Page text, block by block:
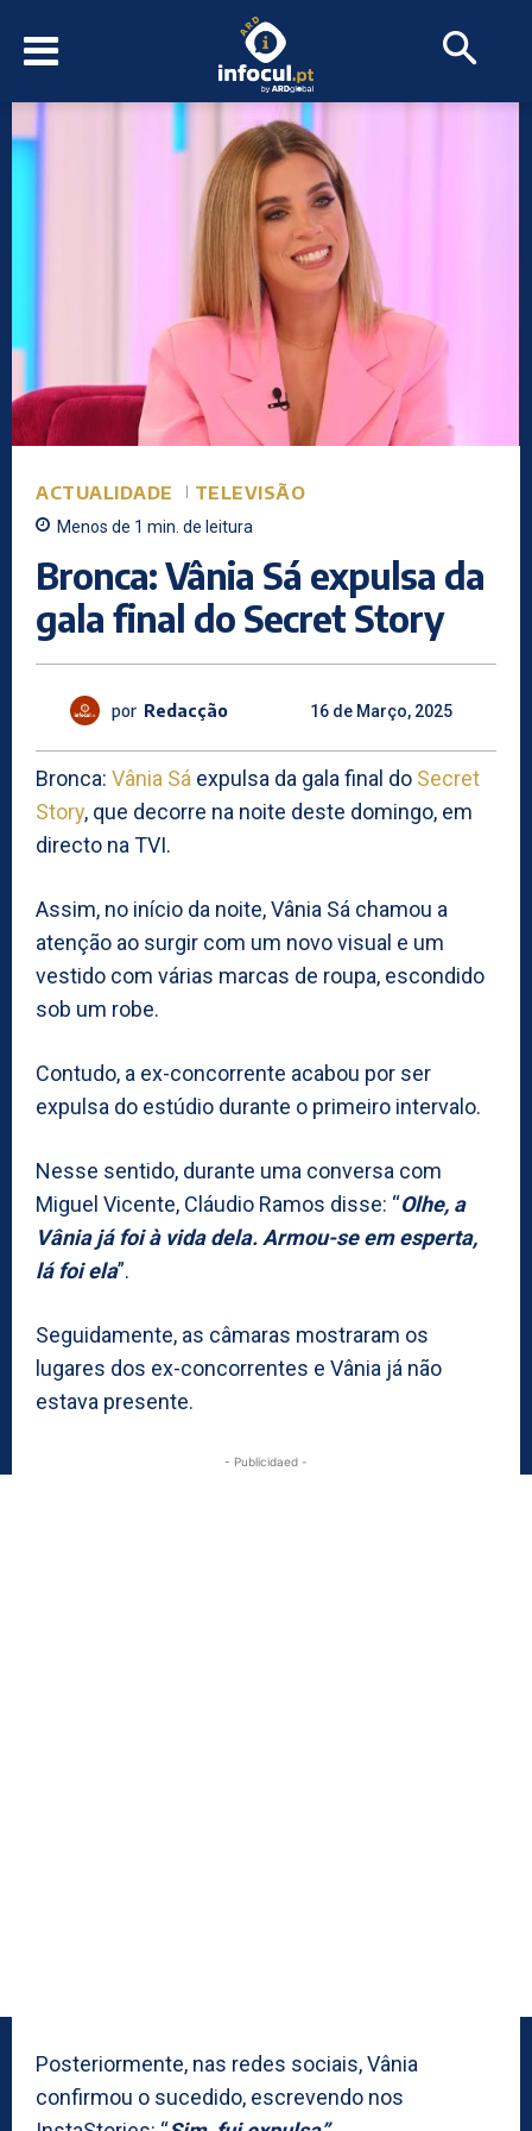
ACTUALIDADE TELEVISÃO
Menos de 1 min. de leitura
Bronca: Vânia Sá expulsa da
gala final do Secret Story
por Redacção 16 de Março, 2025
Bronca: Vânia Sá expulsa da gala final do Secret
Story, que decorre na noite deste domingo, em
directo na TVI.
Assim, no início da noite, Vânia Sá chamou a
atenção ao surgir com um novo visual e um
vestido com várias marcas de roupa, escondido
sob um robe.
Contudo, a ex-concorrente acabou por ser
expulsa do estúdio durante o primeiro intervalo.
Nesse sentido, durante uma conversa com
Miguel Vicente, Cláudio Ramos disse: “Olhe, a
Vânia já foi à vida dela. Armou-se em esperta,
lá foi ela”.
Seguidamente, as câmaras mostraram os
lugares dos ex-concorrentes e Vânia já não
estava presente.
- Publicidaed -
Posteriormente, nas redes sociais, Vânia
confirmou o sucedido, escrevendo nos